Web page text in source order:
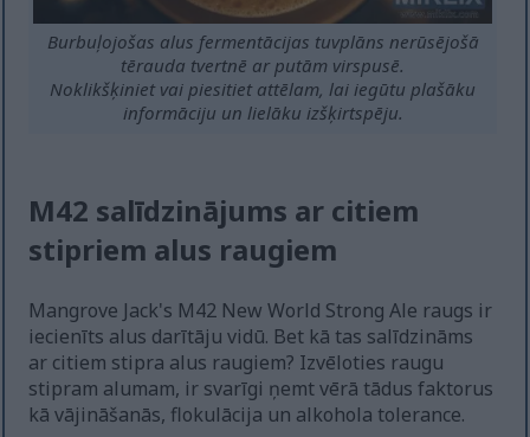
Burbuļojošas alus fermentācijas tuvplāns nerūsējošā
tērauda tvertnē ar putām virspusē.
Noklikšķiniet vai piesitiet attēlam, lai iegūtu plašāku
informāciju un lielāku izšķirtspēju.
M42 salīdzinājums ar citiem
stipriem alus raugiem
Mangrove Jack's M42 New World Strong Ale raugs ir
iecienīts alus darītāju vidū. Bet kā tas salīdzināms
ar citiem stipra alus raugiem? Izvēloties raugu
stipram alumam, ir svarīgi ņemt vērā tādus faktorus
kā vājināšanās, flokulācija un alkohola tolerance.